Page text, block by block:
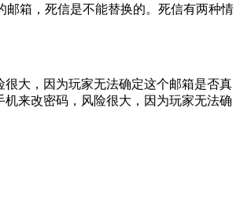
箱，死信是不能替换的。死信有两种情
大，因为玩家无法确定这个邮箱是否真
来改密码，风险很大，因为玩家无法确